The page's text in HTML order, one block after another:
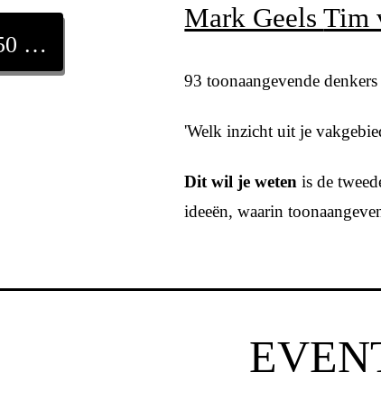
EBOEK 14.50 EURO
Mark GeelsTim
93 toonaangevende
'Welk inzicht uit je
Dit wil je weten is de
ideeën, waarin